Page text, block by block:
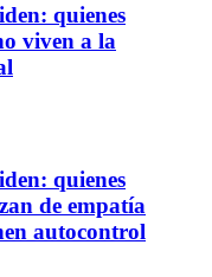
quienes
viven a la
quienes
de empatía
autocontrol